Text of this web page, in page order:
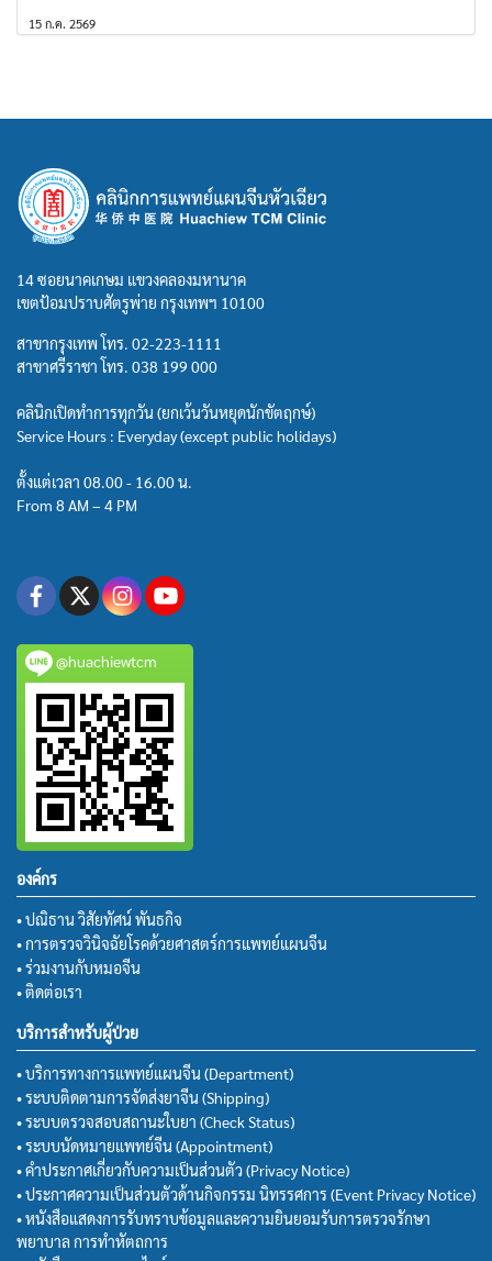
15 ก.ค. 2569
14 ซอยนาคเกษม แขวงคลองมหานาค
เขตป้อมปราบศัตรูพ่าย กรุงเทพฯ 10100
สาขากรุงเทพ โทร. 02-223-1111
สาขาศรีราชา โทร. 038 199 000
คลินิกเปิดทำการทุกวัน (ยกเว้นวันหยุดนักขัตฤกษ์)
Service Hours : Everyday (except public holidays)
ตั้งแต่เวลา 08.00 - 16.00 น.
From 8 AM – 4 PM
@huachiewtcm
องค์กร
• ปณิธาน วิสัยทัศน์ พันธกิจ
• การตรวจวินิจฉัยโรคด้วยศาสตร์การแพทย์แผนจีน
• ร่วมงานกับหมอจีน
• ติดต่อเรา
บริการสำหรับผู้ป่วย
• บริการทางการแพทย์แผนจีน (Department)
• ระบบติดตามการจัดส่งยาจีน (Shipping)
• ระบบตรวจสอบสถานะใบยา (Check Status)
• ระบบนัดหมายแพทย์จีน (Appointment)
• คำประกาศเกี่ยวกับความเป็นส่วนตัว (Privacy Notice)
• ประกาศความเป็นส่วนตัวด้านกิจกรรม นิทรรศการ (Event Privacy Notice)
• หนังสือแสดงการรับทราบข้อมูลและความยินยอมรับการตรวจรักษา
พยาบาล การทำหัตถการ